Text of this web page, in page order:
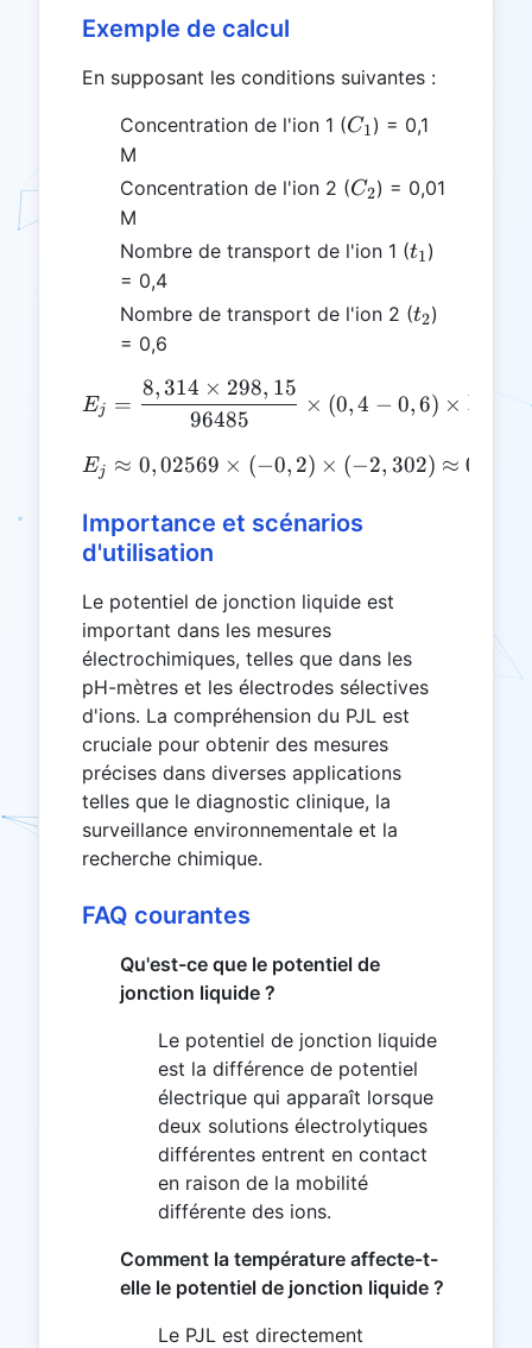
Exemple de calcul
En supposant les conditions suivantes :
Concentration de l'ion 1 (C_1
C1) = 0,1
M
Concentration de l'ion 2 (C_2
C2) = 0,01
M
Nombre de transport de l'ion 1 (t_1
t1)
= 0,4
Nombre de transport de l'ion 2 (t_2
t2)
= 0,6
E_j = \frac{8,314 \times
Ej =
96485
8,314 × 298, 15
× (0,4 − 0,6) × l
E_j \approx 0,02569
Ej ≈ 0,02569 × (−0, 2) × (−2, 302) ≈ 0
Importance et scénarios
d'utilisation
Le potentiel de jonction liquide est
important dans les mesures
électrochimiques, telles que dans les
pH-mètres et les électrodes sélectives
d'ions. La compréhension du PJL est
cruciale pour obtenir des mesures
précises dans diverses applications
telles que le diagnostic clinique, la
surveillance environnementale et la
recherche chimique.
FAQ courantes
Qu'est-ce que le potentiel de
jonction liquide ?
Le potentiel de jonction liquide
est la différence de potentiel
électrique qui apparaît lorsque
deux solutions électrolytiques
différentes entrent en contact
en raison de la mobilité
différente des ions.
Comment la température affecte-t-
elle le potentiel de jonction liquide ?
Le PJL est directement